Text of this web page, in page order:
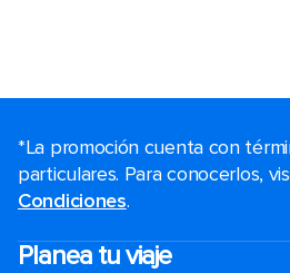
*La promoción cuenta con
particulares. Para conocerlos,
Condiciones.
Planea tu viaje